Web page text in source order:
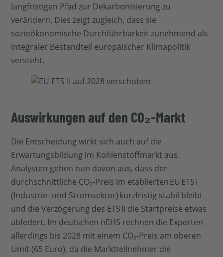
langfristigen Pfad zur Dekarbonisierung zu
verändern. Dies zeigt zugleich, dass sie
sozioökonomische Durchführbarkeit zunehmend als
integraler Bestandteil europäischer Klimapolitik
versteht.
Auswirkungen auf den CO₂-Markt
Die Entscheidung wirkt sich auch auf die
Erwartungsbildung im Kohlenstoffmarkt aus.
Analysten gehen nun davon aus, dass der
durchschnittliche CO₂-Preis im etablierten EU ETS I
(Industrie- und Stromsektor) kurzfristig stabil bleibt
und die Verzögerung des ETS II die Startpreise etwas
abfedert. Im deutschen nEHS rechnen die Experten
allerdings bis 2028 mit einem CO₂-Preis am oberen
Limit (65 Euro), da die Marktteilnehmer die